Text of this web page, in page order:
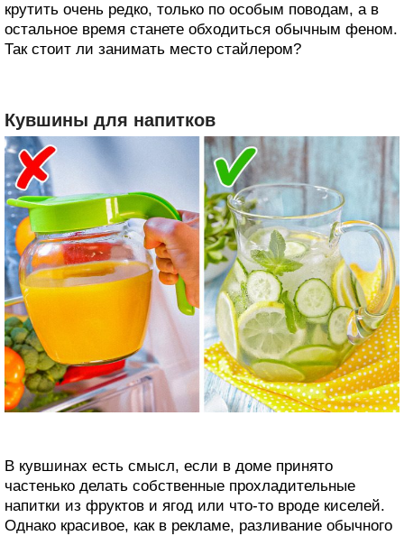
крутить очень редко, только по особым поводам, а в
остальное время станете обходиться обычным феном.
Так стоит ли занимать место стайлером?
Кувшины для напитков
В кувшинах есть смысл, если в доме принято
частенько делать собственные прохладительные
напитки из фруктов и ягод или что-то вроде киселей.
Однако красивое, как в рекламе, разливание обычного